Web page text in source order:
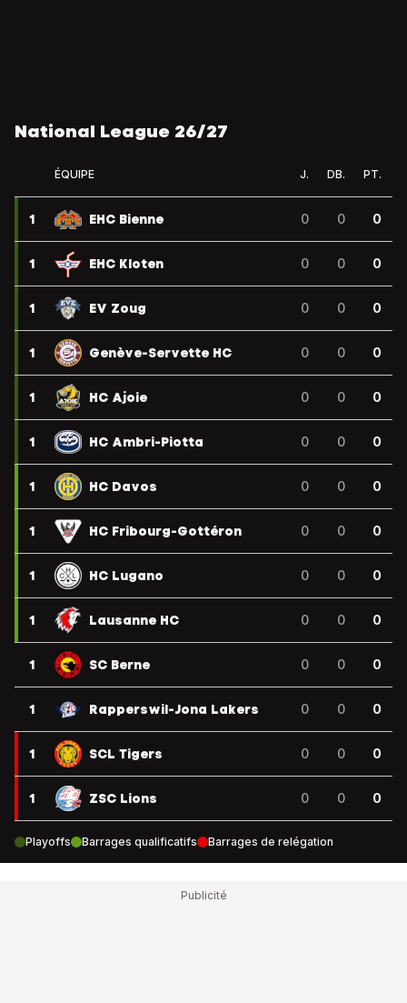
National League 26/27
ÉQUIPE J. DB. PT.
1 EHC Bienne 0 0 0
1 EHC Kloten 0 0 0
1 EV Zoug 0 0 0
1 Genève-Servette HC 0 0 0
1 HC Ajoie 0 0 0
1 HC Ambri-Piotta 0 0 0
1 HC Davos 0 0 0
1 HC Fribourg-Gottéron 0 0 0
1 HC Lugano 0 0 0
1 Lausanne HC 0 0 0
1 SC Berne 0 0 0
1 Rapperswil-Jona Lakers 0 0 0
1 SCL Tigers 0 0 0
1 ZSC Lions 0 0 0
Playoffs Barrages qualificatifs Barrages de relégation